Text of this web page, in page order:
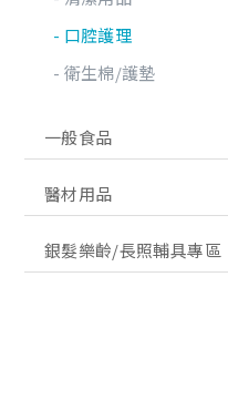
口腔護理
衛生棉/護墊
一般食品
醫材用品
銀髮樂齡/長照輔具專區